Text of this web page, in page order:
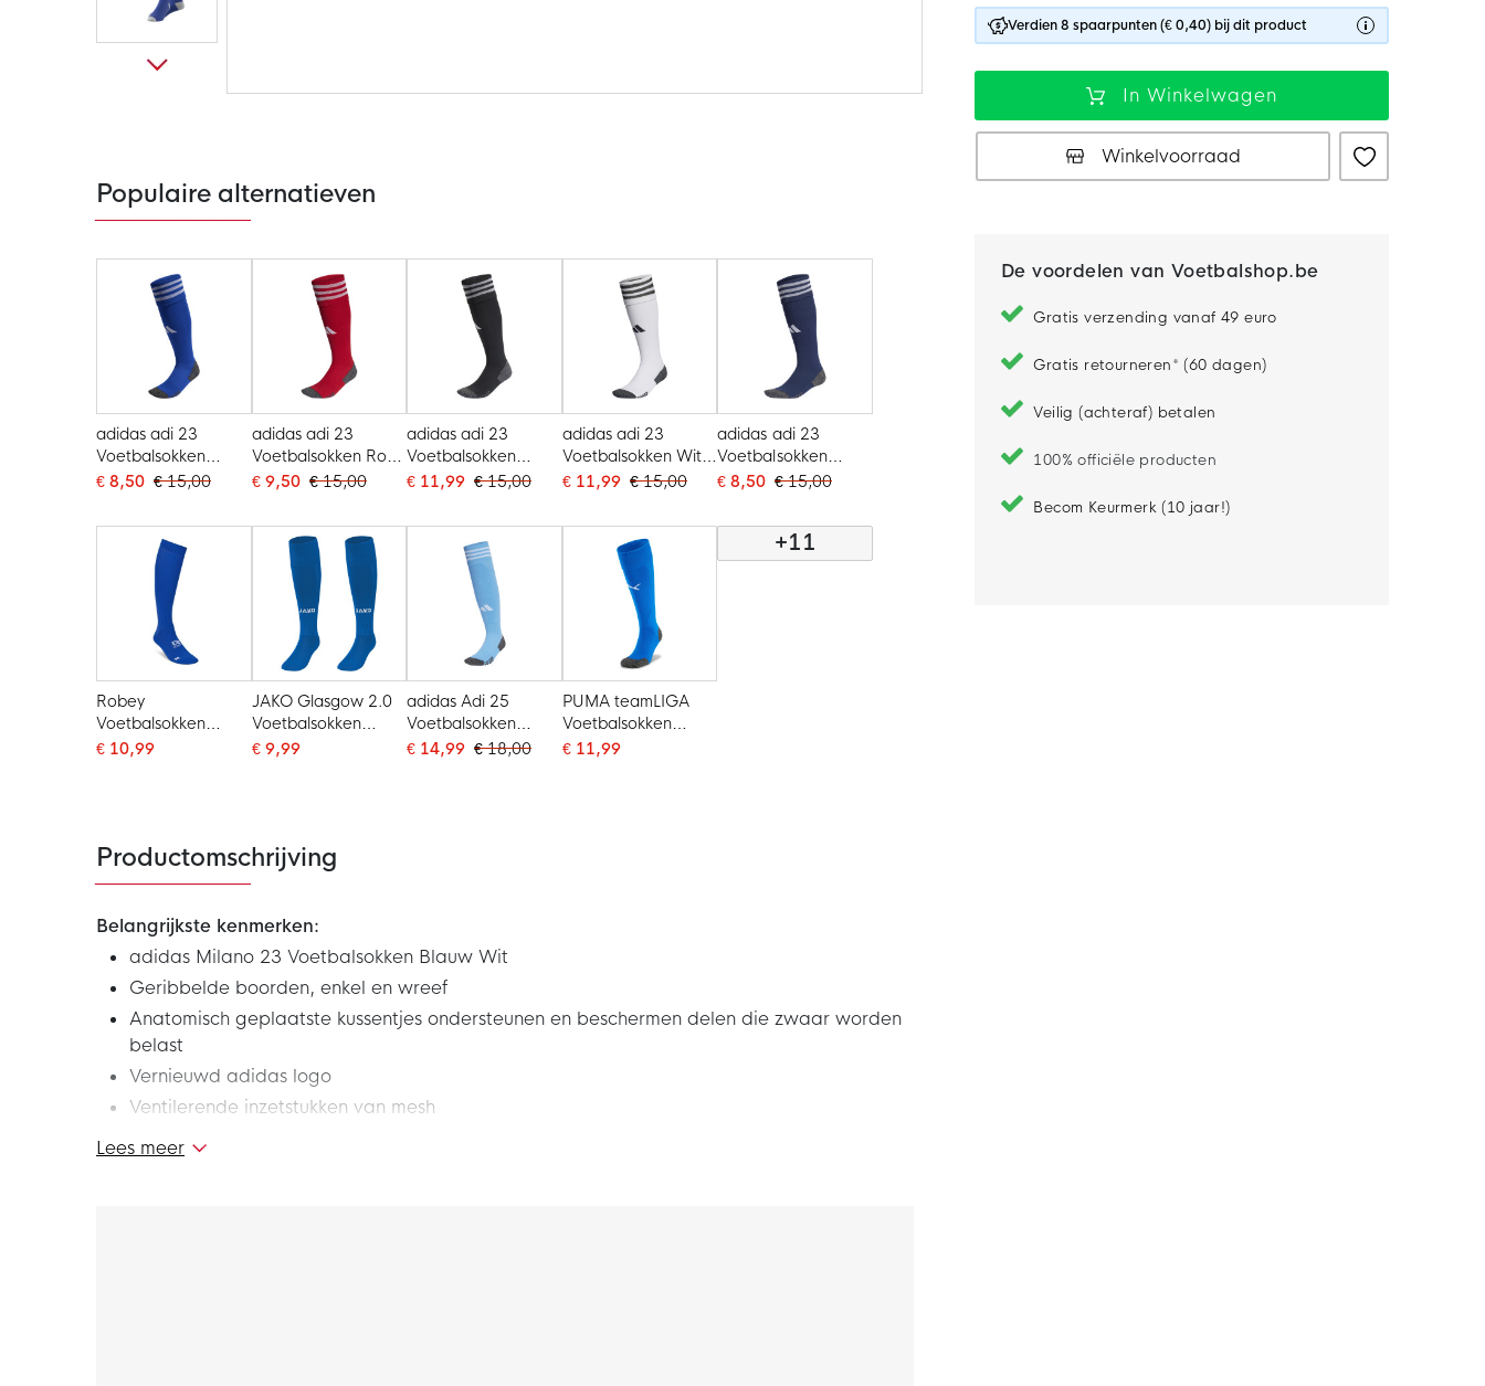
de
afbeeldingen-
gallerij
Verdien 8 spaarpunten (€ 0,40) bij dit product
In Winkelwagen
Winkelvoorraad
De voordelen van Voetbalshop.be
Gratis verzending vanaf 49 euro
Gratis retourneren* (60 dagen)
Veilig (achteraf) betalen
100% officiële producten
Becom Keurmerk (10 jaar!)
Populaire alternatieven
adidas adi 23
Voetbalsokken
Blauw Wit
€ 8,50 € 15,00
adidas adi 23
Voetbalsokken Rood
Wit
€ 9,50 € 15,00
adidas adi 23
Voetbalsokken
Zwart Wit
€ 11,99 € 15,00
adidas adi 23
Voetbalsokken Wit
Zwart
€ 11,99 € 15,00
adidas adi 23
Voetbalsokken
Donkerblauw Wit
€ 8,50 € 15,00
Robey
Voetbalsokken
Blauw
€ 10,99
JAKO Glasgow 2.0
Voetbalsokken
Blauw Wit
€ 9,99
adidas Adi 25
Voetbalsokken
Blauw Wit
€ 14,99 € 18,00
PUMA teamLIGA
Voetbalsokken
Blauw Wit
€ 11,99
+11
Productomschrijving
Belangrijkste kenmerken:
adidas Milano 23 Voetbalsokken Blauw Wit
Geribbelde boorden, enkel en wreef
Anatomisch geplaatste kussentjes ondersteunen en beschermen delen die zwaar worden
belast
Vernieuwd adidas logo
Ventilerende inzetstukken van mesh
Materiaal: 99% nylon, 1% spandex
Lees meer